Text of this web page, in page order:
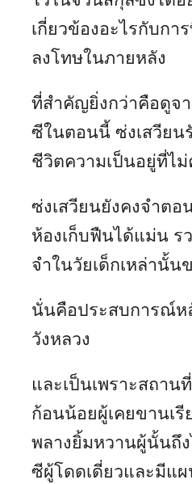
เกี่ยวข้องอะไรกับกา
ลงโทษในภายหลัง
ที่สำคัญยิ่งกว่าคือดูจ
ซีในตอนนี้ ซ่งเสวียน
ชีวิตความเป็นอยู่ที่ไ
ซ่งเสวียนยังคงจำตอ
ห้องเก็บฟืนได้แม่น ร
จำในวัยเด็กเหล่านั้น
นั่นคือประสบการณ์ห
วังหลวง
และเป็นเพราะสถาน
ก้อนน้อยผู้เคยขานเรี
พลางยิ้มหวานผู้นั้นถึ
ซีผู้โดดเดี่ยวและมีแผ